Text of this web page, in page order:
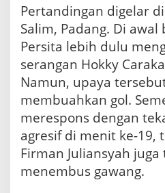
Pertandingan digelar
Salim, Padang. Di
Persita lebih dulu
serangan Hokky
Namun, upaya
membuahkan gol.
merespons dengan
agresif di menit ke-19,
Firman Juliansyah
menembus gawang.